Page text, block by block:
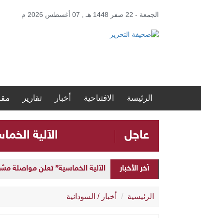
الجمعة - 22 صفر 1448 هـ , 07 أغسطس 2026 م
الرئيسة الافتتاحية أخبار تقارير
عاجل الآلية
آخر الأخبار
إطلاق “المنصة الحكومية
الرئيسية أخبار / السودانية